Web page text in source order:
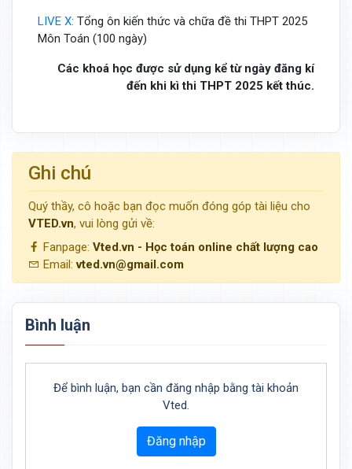
LIVE X: Tổng ôn kiến thức và chữa đề thi THPT 2025
Môn Toán (100 ngày)
Các khoá học được sử dụng kể từ ngày đăng kí
đến khi kì thi THPT 2025 kết thúc.
Ghi chú
Quý thầy, cô hoặc bạn đọc muốn đóng góp tài liệu cho
VTED.vn, vui lòng gửi về:
Fanpage: Vted.vn - Học toán online chất lượng cao
Email:vted.vn@gmail.com
Bình luận
Để bình luận, bạn cần đăng nhập bằng tài khoản
Vted.
Đăng nhập